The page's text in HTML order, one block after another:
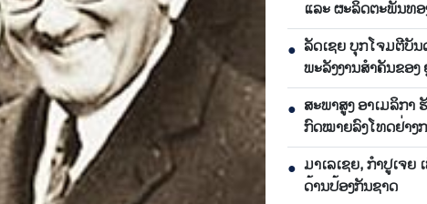
ແລະ ຜະລິດຕະພັນທ່
● ລັດເຊຍ ບຸກໂຈມຕີບັ
ພະລັງງານສຳຄັນຂອ
● ສະພາສູງ ອາເມລິກາ
ກົດໝາຍລົງໂທດຢ່າງ
ລັດເຊຍ
● ມາເລເຊຍ, ກຳປູເຈ
ດ້ານປ້ອງກັນຊາດ